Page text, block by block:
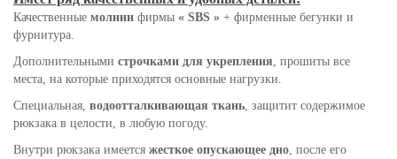
Качественные молнии фирмы « SBS » + фирменные бегунки и
фурнитура.
Дополнительными строчками для укрепления, прошиты все
места, на которые приходятся основные нагрузки.
Специальная, водоотталкивающая ткань, защитит содержимое
рюкзака в целости, в любую погоду.
Внутри рюкзака имеется жесткое опускающее дно, после его